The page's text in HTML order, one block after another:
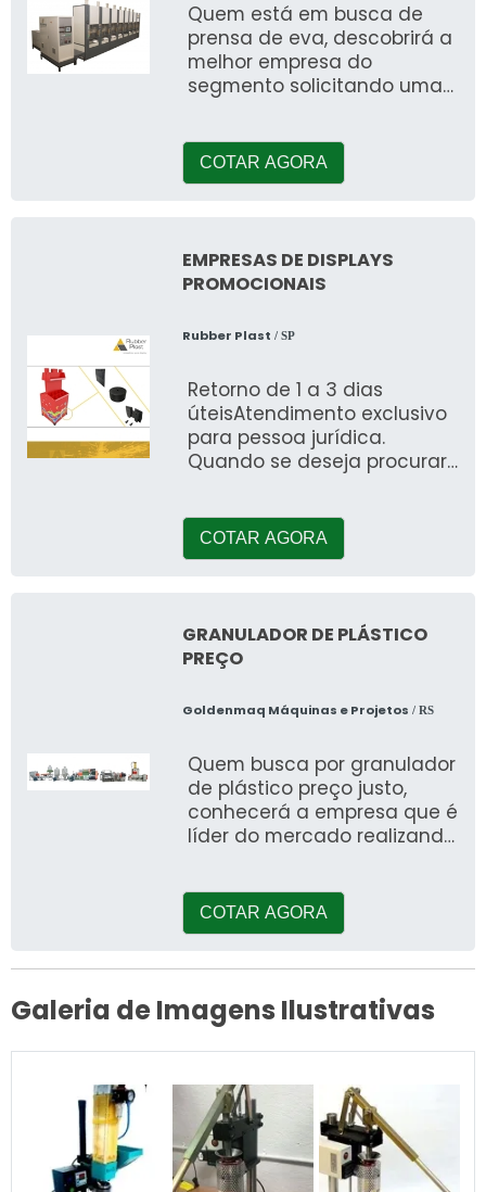
Quem está em busca de
prensa de eva, descobrirá a
melhor empresa do
segmento solicitando uma
achando a refer&eci
COTAR AGORA
EMPRESAS DE DISPLAYS
PROMOCIONAIS
Rubber Plast / SP
Retorno de 1 a 3 dias
úteisAtendimento exclusivo
para pessoa jurídica.
Quando se deseja procurar
conseg
COTAR AGORA
GRANULADOR DE PLÁSTICO
PREÇO
Goldenmaq Máquinas e Projetos / RS
Quem busca por granulador
de plástico preço justo,
conhecerá a empresa que é
líder do mercado realizando
COTAR AGORA
Galeria de Imagens Ilustrativas